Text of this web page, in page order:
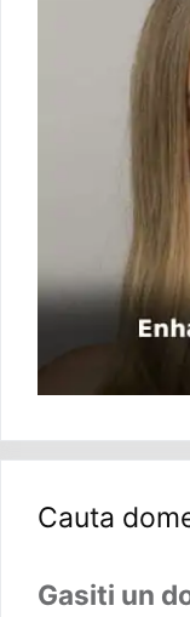
Cauta
Gasiti un